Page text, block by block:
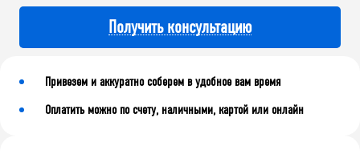
Получить консультацию
Привезем и аккуратно соберем в удобное вам время
Оплатить можно по счету, наличными, картой или онлайн